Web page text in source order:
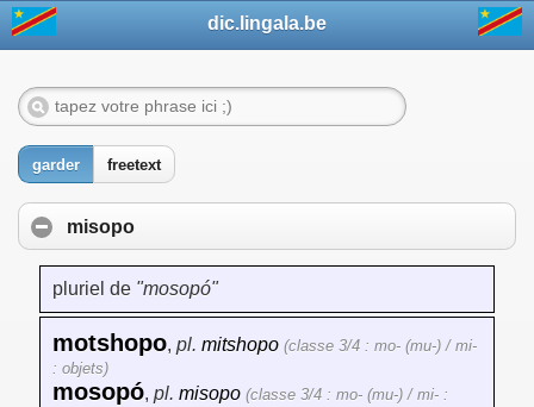
dic.lingala.be
garder freetext
misopo
pluriel de "mosopó"
motshopo, pl. mitshopo (classe 3/4 : mo- (mu-) / mi-
: objets)
mosopó, pl. misopo (classe 3/4 : mo- (mu-) / mi- :